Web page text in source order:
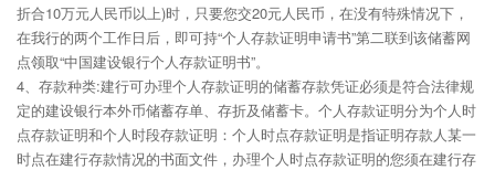
折合10万元人民币以上)时，只要您交20元人民币，在没有特殊情况下，
在我行的两个工作日后，即可持“个人存款证明申请书”第二联到该储蓄网
点领取“中国建设银行个人存款证明书”。
4、存款种类:建行可办理个人存款证明的储蓄存款凭证必须是符合法律规
定的建设银行本外币储蓄存单、存折及储蓄卡。个人存款证明分为个人时
点存款证明和个人时段存款证明：个人时点存款证明是指证明存款人某一
时点在建行存款情况的书面文件，办理个人时点存款证明的您须在建行存